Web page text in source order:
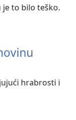
je to bilo teško.
hrabrosti i